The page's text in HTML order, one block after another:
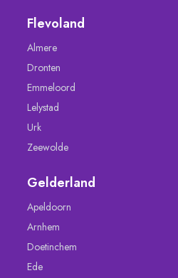
Flevoland
Almere
Dronten
Emmeloord
Lelystad
Urk
Zeewolde
Gelderland
Apeldoorn
Arnhem
Doetinchem
Ede